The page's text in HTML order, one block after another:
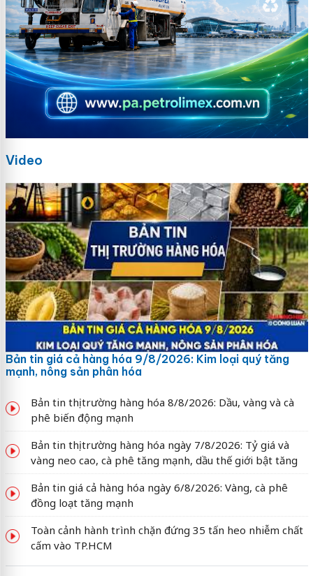
Video
Bản tin giá cả hàng hóa 9/8/2026: Kim loại quý tăng
mạnh, nông sản phân hóa
Bản tin thị trường hàng hóa 8/8/2026: Dầu, vàng và cà
phê biến động mạnh
Bản tin thị trường hàng hóa ngày 7/8/2026: Tỷ giá và
vàng neo cao, cà phê tăng mạnh, dầu thế giới bật tăng
Bản tin giá cả hàng hóa ngày 6/8/2026: Vàng, cà phê
đồng loạt tăng mạnh
Toàn cảnh hành trình chặn đứng 35 tấn heo nhiễm chất
cấm vào TP.HCM